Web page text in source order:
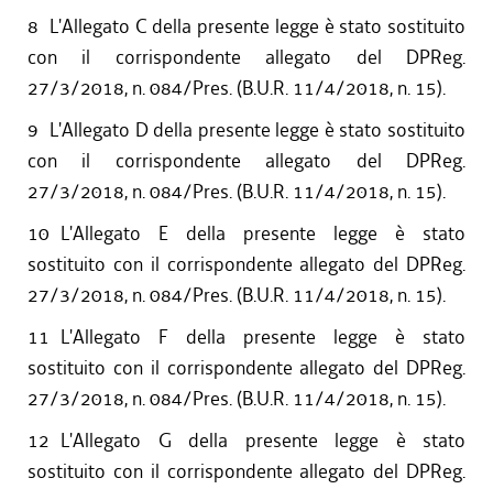
8 L'Allegato C della presente legge è stato sostituito
con il corrispondente allegato del DPReg.
27/3/2018, n. 084/Pres. (B.U.R. 11/4/2018, n. 15).
9 L'Allegato D della presente legge è stato sostituito
con il corrispondente allegato del DPReg.
27/3/2018, n. 084/Pres. (B.U.R. 11/4/2018, n. 15).
10 L'Allegato E della presente legge è stato
sostituito con il corrispondente allegato del DPReg.
27/3/2018, n. 084/Pres. (B.U.R. 11/4/2018, n. 15).
11 L'Allegato F della presente legge è stato
sostituito con il corrispondente allegato del DPReg.
27/3/2018, n. 084/Pres. (B.U.R. 11/4/2018, n. 15).
12 L'Allegato G della presente legge è stato
sostituito con il corrispondente allegato del DPReg.